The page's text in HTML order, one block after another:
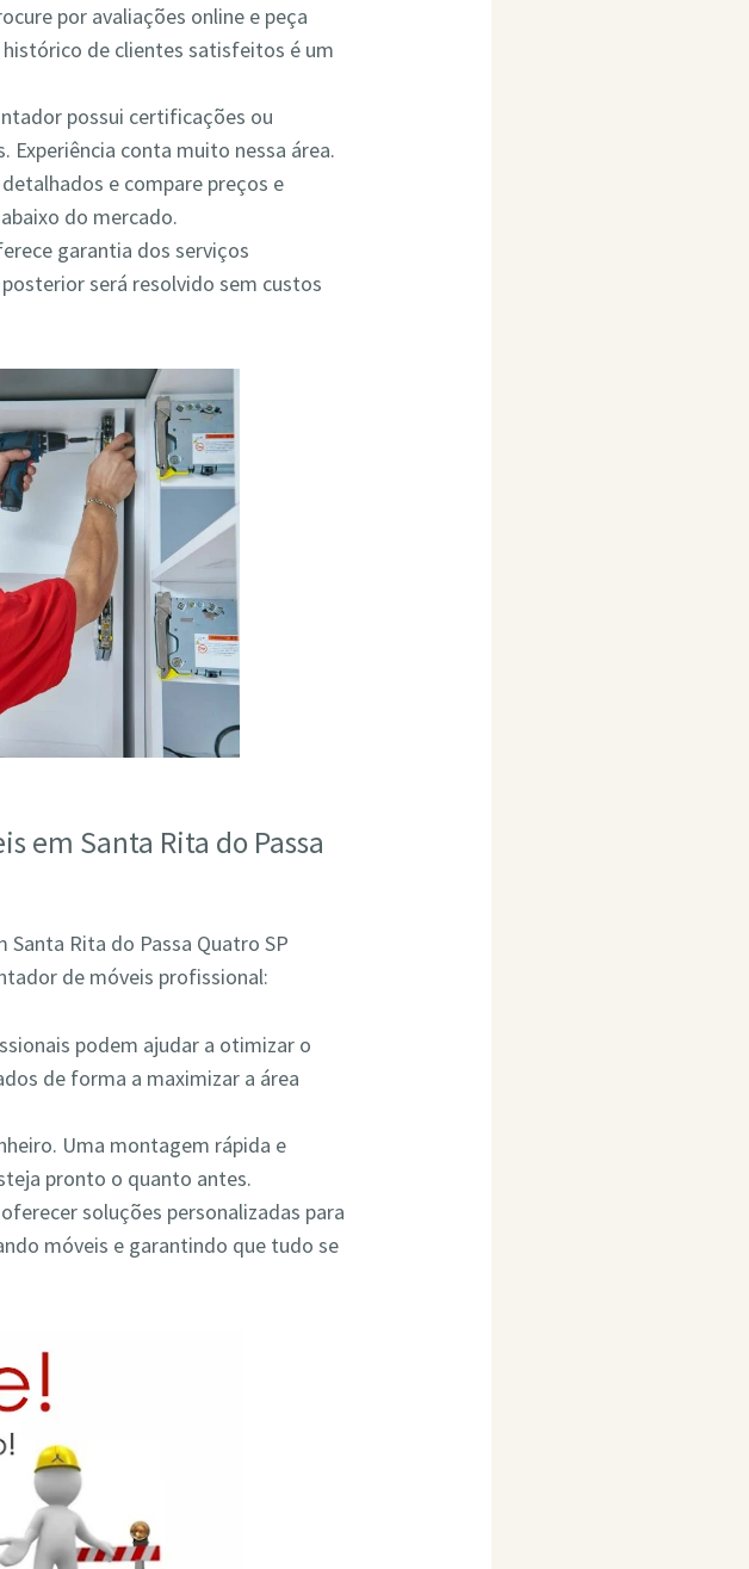
por avaliações online e peça
de clientes satisfeitos é um
possui certificações ou
conta muito nessa área.
detalhados e compare preços e
do mercado.
garantia dos serviços
será resolvido sem custos
em Santa Rita do Passa
Rita do Passa Quatro SP
de móveis profissional:
podem ajudar a otimizar o
de forma a maximizar a área
Uma montagem rápida e
pronto o quanto antes.
soluções personalizadas para
móveis e garantindo que tudo se